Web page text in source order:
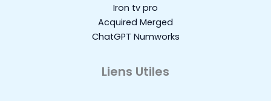
Iron tv pro
Acquired Merged
ChatGPT Numworks
Liens Utiles